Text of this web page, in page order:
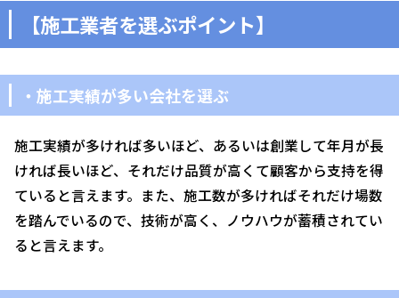
【施工業者を選ぶポイント】
・施工実績が多い会社を選ぶ
施工実績が多ければ多いほど、あるいは創業して年月が長
ければ長いほど、それだけ品質が高くて顧客から支持を得
ていると言えます。また、施工数が多ければそれだけ場数
を踏んでいるので、技術が高く、ノウハウが蓄積されてい
ると言えます。